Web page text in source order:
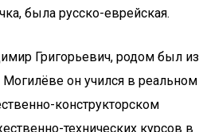
была русско-еврейская.
Григорьевич, родом был из
он учился в реальном
конструкторском
технических курсов в